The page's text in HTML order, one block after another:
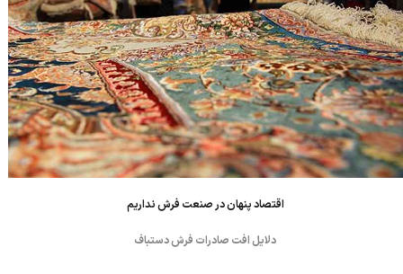
اقتصاد پنهان در صنعت فرش نداریم
دلایل افت صادرات فرش دستباف